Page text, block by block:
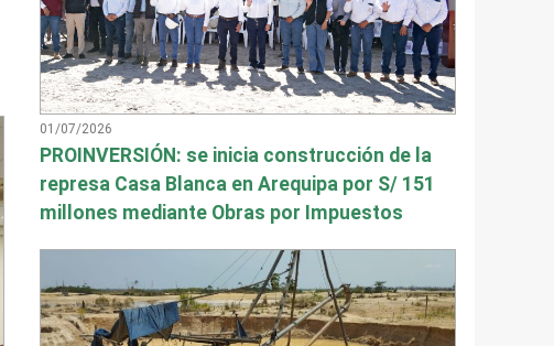
01/07/2026
PROINVERSIÓN: se inicia construcción de la
represa Casa Blanca en Arequipa por S/ 151
millones mediante Obras por Impuestos